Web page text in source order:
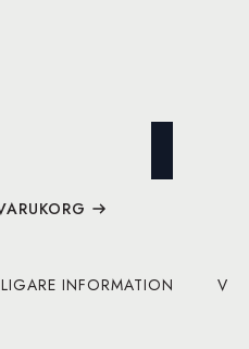
INFORMATION